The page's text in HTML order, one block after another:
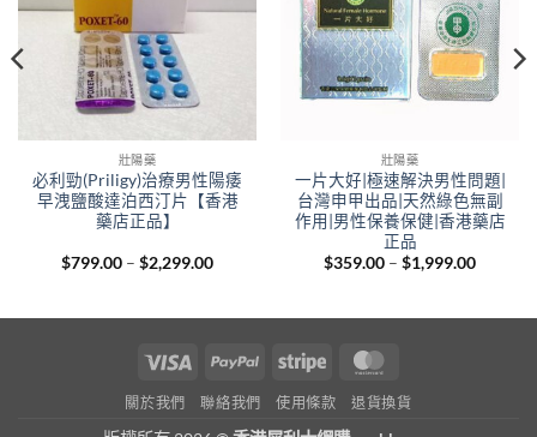
壯陽藥
必利勁(Priligy)治療男性陽痿
早洩鹽酸達泊西汀片【香港
藥店正品】
$799.00 – $2,299.00Price
$2,299.00
壯陽藥
一片大好|極速解決男性問題|
台灣申甲出品|天然綠色無副
作用|男性保養保健|香港藥店
正品
$359.00 – $1,999.00Price
Visa PayPal Stripe
關於我們 聯絡我們 使用條款 退貨換貨